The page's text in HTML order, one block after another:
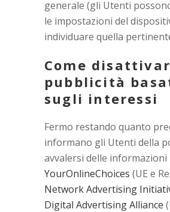
generale (gli Utenti
le impostazioni del
individuare quella
Come
pubblicità
sugli interessi
Fermo restando quanto
informano gli Utenti della
avvalersi delle
YourOnlineChoices (UE e
Network Advertising
Digital Advertising Alliance